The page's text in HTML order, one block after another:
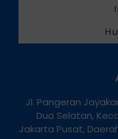
Jl. Pangeran
Dua Selatan,
Jakarta Pusat,